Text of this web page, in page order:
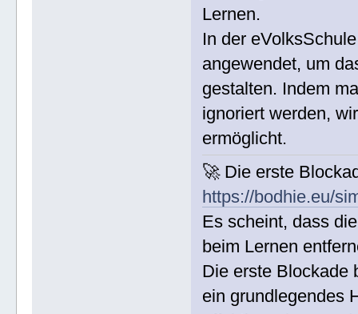
Lernen.
In der
angewendet, um
gestalten. Indem
ignoriert werden,
ermöglicht.
🚀 Die erste
https://bodhie.eu/
Es scheint, dass
beim Lernen
Die erste Blockade
ein grundlegendes